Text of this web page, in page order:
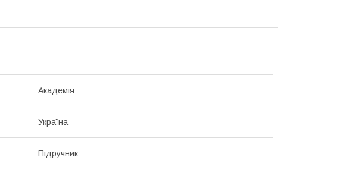
Академія
Україна
Підручник